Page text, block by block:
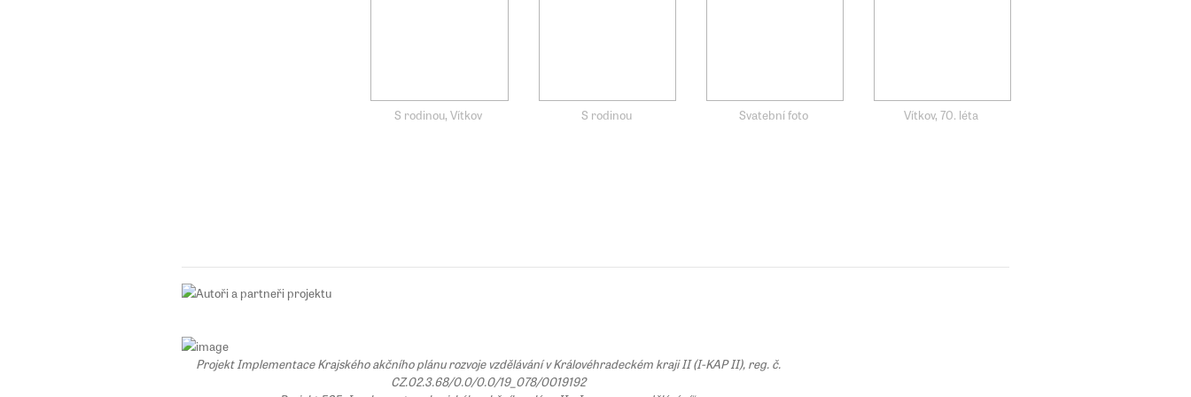
S rodinou, Vítkov S rodinou Svatební foto Vítkov, 70. léta
Projekt Implementace Krajského akčního plánu rozvoje vzdělávání v Královéhradeckém kraji II (I-KAP II), reg. č.
CZ.02.3.68/0.0/0.0/19_078/0019192